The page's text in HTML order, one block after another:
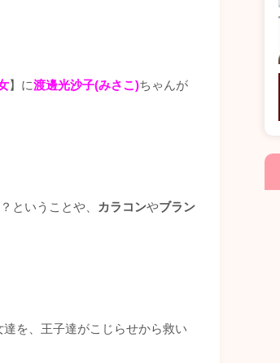
】に渡邊光沙子(みさこ)ちゃんが
ということや、 カラコンやブラン
を、王子達がこじらせから救い